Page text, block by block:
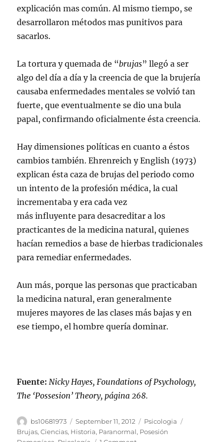
explicación mas común. Al mismo tiempo, se
desarrollaron métodos mas punitivos para
sacarlos.
La tortura y quemada de “brujas” llegó a ser
algo del día a día y la creencia de que la brujería
causaba enfermedades mentales se volvió tan
fuerte, que eventualmente se dio una bula
papal, confirmando oficialmente ésta creencia.
Hay dimensiones políticas en cuanto a éstos
cambios también. Ehrenreich y English (1973)
explican ésta caza de brujas del periodo como
un intento de la profesión médica, la cual
incrementaba y era cada vez
más influyente para desacreditar a los
practicantes de la medicina natural, quienes
hacían remedios a base de hierbas tradicionales
para remediar enfermedades.
Aun más, porque las personas que practicaban
la medicina natural, eran generalmente
mujeres mayores de las clases más bajas y en
ese tiempo, el hombre quería dominar.
Fuente: Nicky Hayes, Foundations of Psychology,
The ‘Possesion’ Theory, página 268.
Author
bs10681973
Posted
on
September 11, 2012 Categories
Psicologia
Brujas,Ciencias, Historia, Paranormal, Posesión